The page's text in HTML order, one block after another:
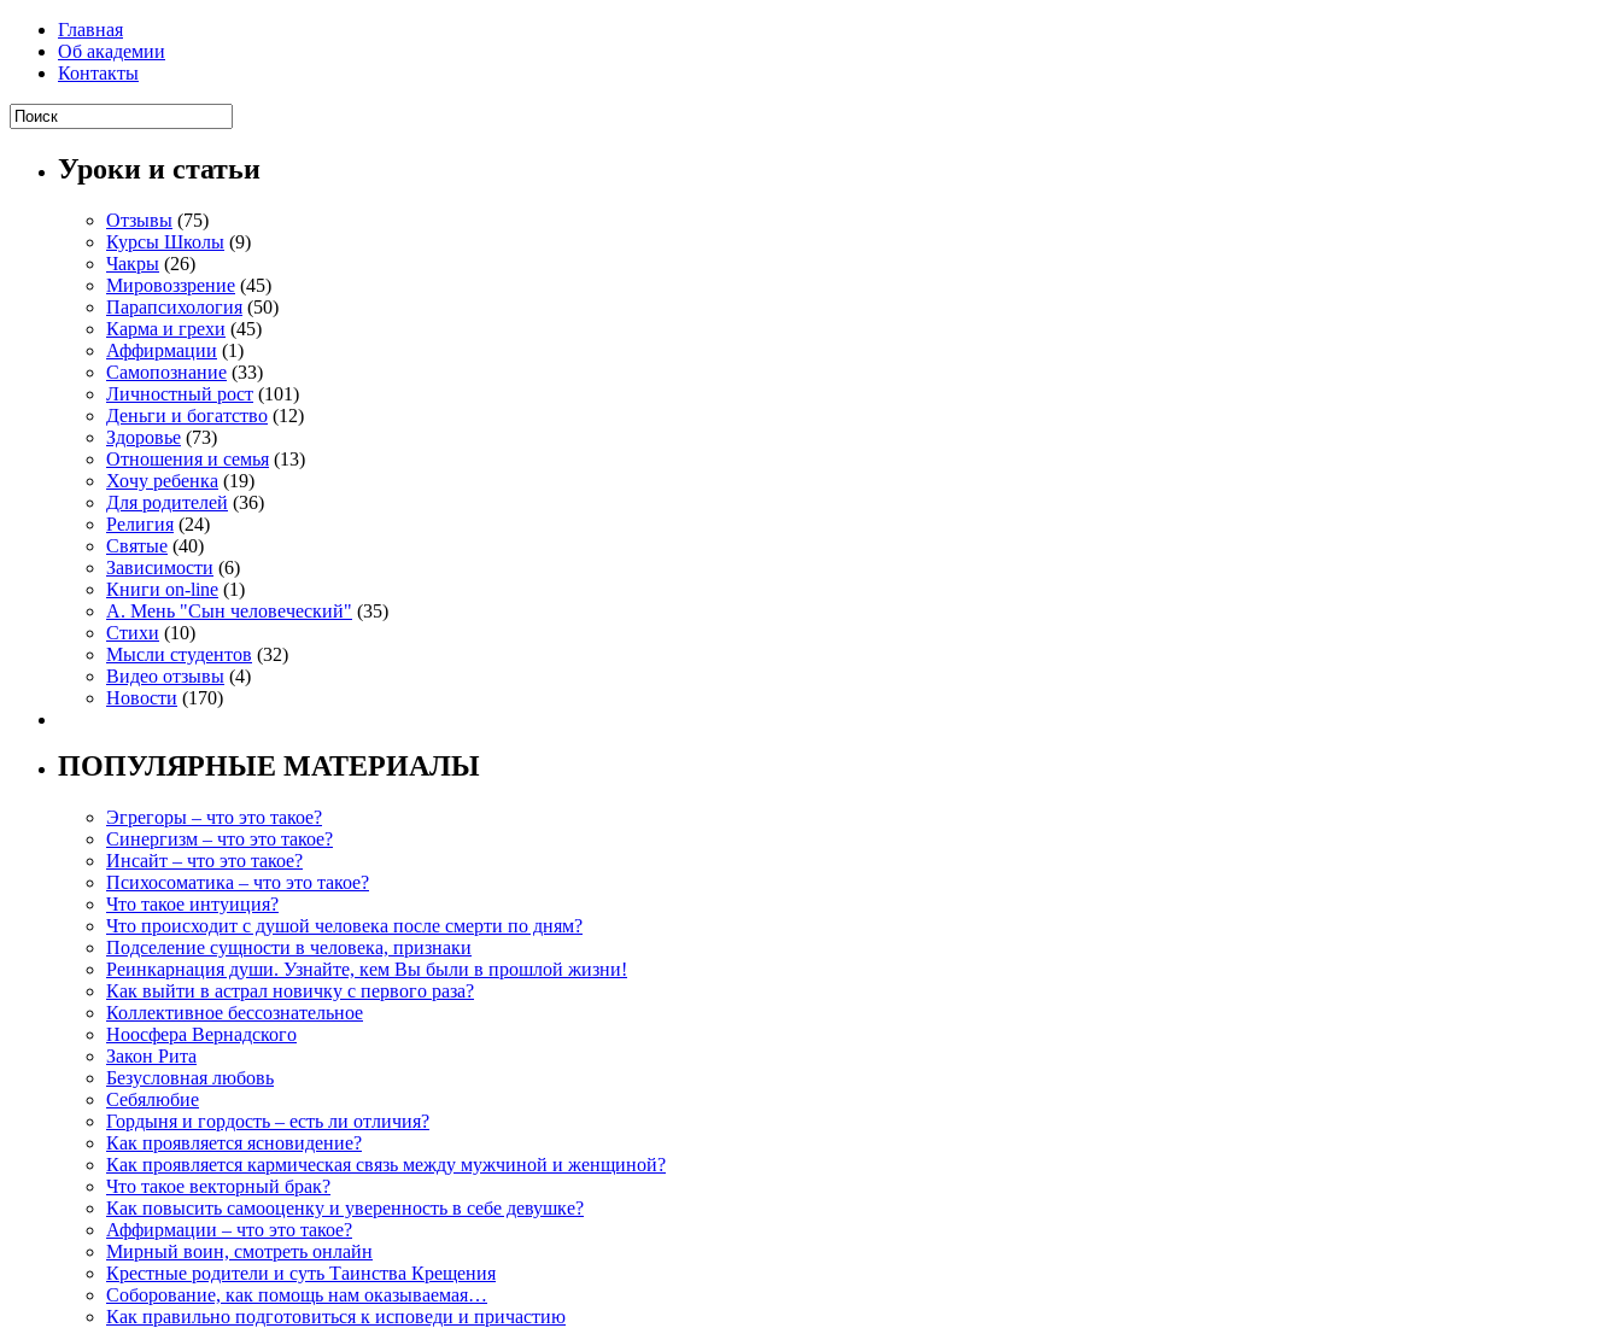
Главная
Об академии
Контакты
Уроки и статьи
Отзывы (75)
Курсы Школы (9)
Чакры (26)
Мировоззрение (45)
Парапсихология (50)
Карма и грехи (45)
Аффирмации (1)
Самопознание (33)
Личностный рост (101)
Деньги и богатство (12)
Здоровье (73)
Отношения и семья (13)
Хочу ребенка (19)
Для родителей (36)
Религия (24)
Святые (40)
Зависимости (6)
Книги on-line (1)
А. Мень "Сын человеческий" (35)
Стихи (10)
Мысли студентов (32)
Видео отзывы (4)
Новости (170)
ПОПУЛЯРНЫЕ МАТЕРИАЛЫ
Эгрегоры – что это такое?
Синергизм – что это такое?
Инсайт – что это такое?
Психосоматика – что это такое?
Что такое интуиция?
Что происходит с душой человека после смерти по дням?
Подселение сущности в человека, признаки
Реинкарнация души. Узнайте, кем Вы были в прошлой жизни!
Как выйти в астрал новичку с первого раза?
Коллективное бессознательное
Ноосфера Вернадского
Закон Рита
Безусловная любовь
Себялюбие
Гордыня и гордость – есть ли отличия?
Как проявляется ясновидение?
Как проявляется кармическая связь между мужчиной и женщиной?
Что такое векторный брак?
Как повысить самооценку и уверенность в себе девушке?
Аффирмации – что это такое?
Мирный воин, смотреть онлайн
Крестные родители и суть Таинства Крещения
Соборование, как помощь нам оказываемая…
Как правильно подготовиться к исповеди и причастию